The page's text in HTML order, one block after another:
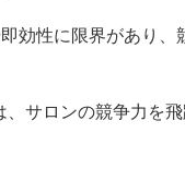
効性に限界があり
サロンの競争力を